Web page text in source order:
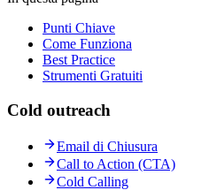
Punti Chiave
Come Funziona
Best Practice
Strumenti Gratuiti
Cold outreach
Email di Chiusura
Call to Action (CTA)
Cold Calling